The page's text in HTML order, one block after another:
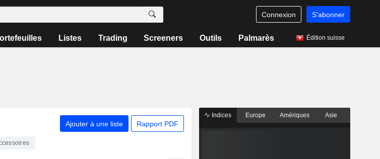
Connexion S'abonner
Listes Trading Screeners Outils Palmarès Édition suisse
Ajouter à une liste Rapport PDF
Indices Europe Amériques Asie